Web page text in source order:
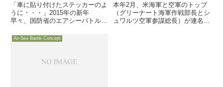
「車に貼り付けたステッカーのよ
うに・・・」2015年の新年
早々、国防省のエアシーバトル
参謀本部J-7に機能を移管、本年
末までにASBとの名称を使用し
本年2月、米海軍と空軍のトップ
（グリーナート海軍作戦部長とシ
ュワルツ空軍参謀総長）が連名で
Air-Sea Battle Concept